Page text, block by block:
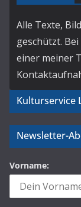
Alle Texte,
geschützt.
einer meiner
Kulturservice
Newsletter-
Vorname: